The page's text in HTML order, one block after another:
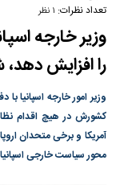
تعداد نظرات: ۱ نظر
وزیر خارجه
را افزایش
وزیر امور خارجه اسپانیا
کشورش در هیچ اقدام
آمریکا و برخی متحدان
محور سیاست خارجی